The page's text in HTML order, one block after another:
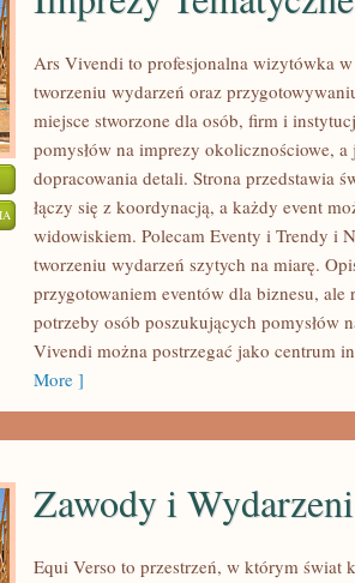
IMPREZY
TEMATYCZNE
Ars Vivendi to profesjonalna wizytówka
tworzeniu wydarzeń oraz
miejsce stworzone dla osób, firm i
pomysłów na imprezy okolicznościowe, a
dopracowania detali. Strona przedstawia
łączy się z koordynacją, a każdy event
widowiskiem. Polecam Eventy i Trendy i
tworzeniu wydarzeń szytych na miarę.
przygotowaniem eventów dla biznesu,
potrzeby osób poszukujących pomysłów
Vivendi można postrzegać jako centrum
More ]
Zawody i
Equi Verso to przestrzeń, w którym świat